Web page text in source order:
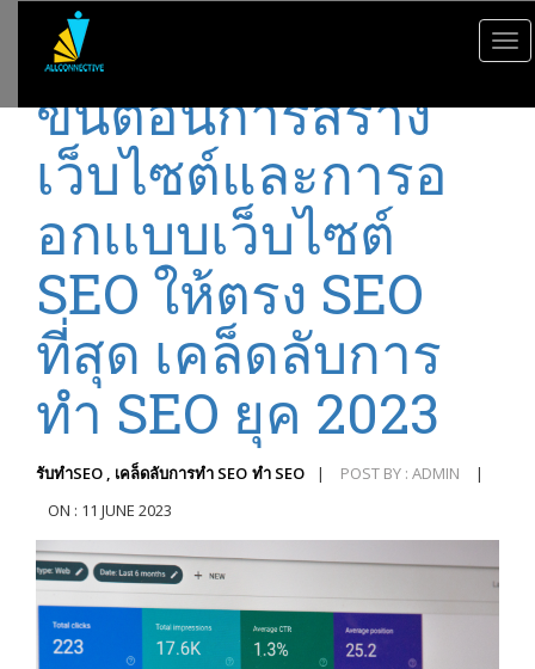
ขั้นตอนการสร้าง
เว็บไซต์และการอ
อกเเบบเว็บไซต์
SEO ให้ตรง SEO
ที่สุด เคล็ดลับการ
ทำ SEO ยุค 2023
รับทำSEO , เคล็ดลับการทำ SEO ทำ SEO | POST BY : ADMIN
|
ON : 11 JUNE 2023